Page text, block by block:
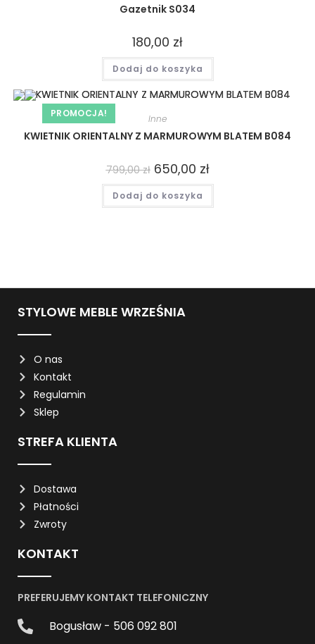
Gazetnik S034
180,00 zł
Dodaj do koszyka
PROMOCJA! Inne
KWIETNIK ORIENTALNY Z MARMUROWYM BLATEM B084
799,00zł 650,00 zł
Dodaj do koszyka
STYLOWE MEBLE WRZEŚNIA
O nas
Kontakt
Regulamin
Sklep
STREFA KLIENTA
Dostawa
Płatności
Zwroty
KONTAKT
PREFERUJEMY KONTAKT TELEFONICZNY
Bogusław - 506 092 801